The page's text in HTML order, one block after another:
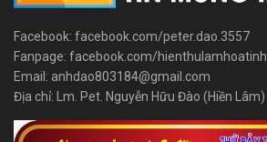
Facebook: facebook.com/peter.dao.3557
Fanpage: facebook.com/hienthulamhoatinh
Email: anhdao803184@gmail.com
Địa chỉ: Lm. Pet. Nguyễn Hữu Đào (Hiền Lâm)